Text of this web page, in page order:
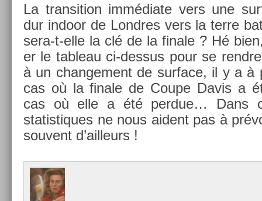
La trans­i­tion immédiate vers une
dur in­door de Londres vers la terre
sera-t-elle la clé de la fin­ale ? Hé
er le tab­leau ci-dessus pour se
à un chan­ge­ment de sur­face, il y a à
cas où la fin­ale de Coupe Davis a
cas où elle a été per­due… Dans
statis­tiques ne nous aident pas à
souvent d’ail­leurs !